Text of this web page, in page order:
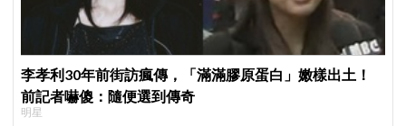
李孝利30年前街訪瘋傳，「滿滿膠原蛋白」嫩樣出土！
前記者嚇傻：隨便選到傳奇
明星